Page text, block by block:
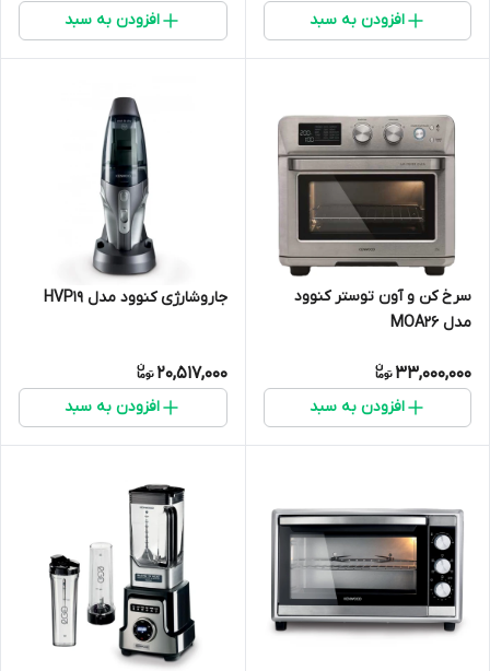
افزودن به سبد افزودن به سبد
سرخ کن و آون توستر کنوود
مدل MOA26
33,000,000
افزودن به سبد
جاروشارژی کنوود مدل HVP19
20,517,000
افزودن به سبد